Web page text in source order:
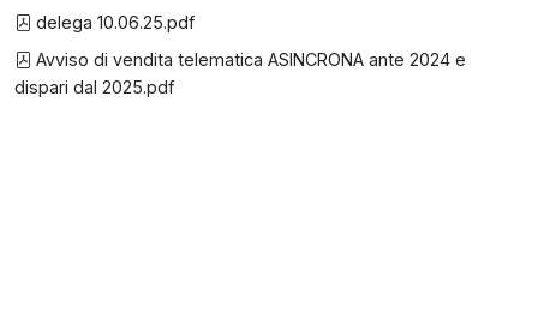
delega 10.06.25.pdf
Avviso di vendita telematica ASINCRONA ante 2024 e
dispari dal 2025.pdf